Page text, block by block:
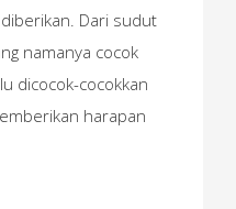
Dari sudut
namanya cocok
dicocok-cocokkan
harapan